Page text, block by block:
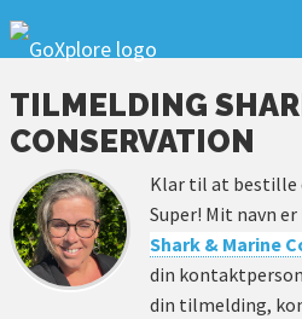
TILMELDING
CONSERVATION
Klar til at bestille
Super! Mit navn
Shark & Marine
din
din tilmelding,